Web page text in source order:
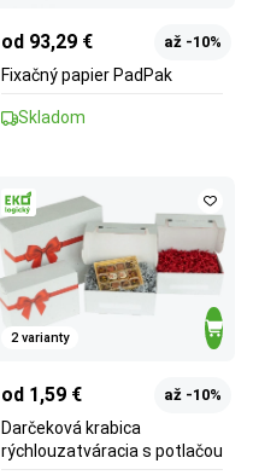
od 93,29 € až -10%
Fixačný papier PadPak
Skladom
2 varianty
od 1,59 € až -10%
Darčeková krabica
rýchlouzatváracia s potlačou